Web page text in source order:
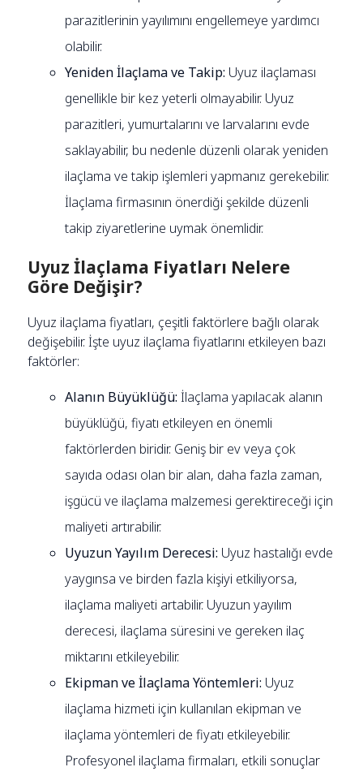
parazitlerinin yayılımını engellemeye yardımcı
olabilir.
Yeniden İlaçlama ve Takip: Uyuz ilaçlaması
genellikle bir kez yeterli olmayabilir. Uyuz
parazitleri, yumurtalarını ve larvalarını evde
saklayabilir, bu nedenle düzenli olarak yeniden
ilaçlama ve takip işlemleri yapmanız gerekebilir.
İlaçlama firmasının önerdiği şekilde düzenli
takip ziyaretlerine uymak önemlidir.
Uyuz İlaçlama Fiyatları Nelere
Göre Değişir?
Uyuz ilaçlama fiyatları, çeşitli faktörlere bağlı olarak
değişebilir. İşte uyuz ilaçlama fiyatlarını etkileyen bazı
faktörler:
Alanın Büyüklüğü: İlaçlama yapılacak alanın
büyüklüğü, fiyatı etkileyen en önemli
faktörlerden biridir. Geniş bir ev veya çok
sayıda odası olan bir alan, daha fazla zaman,
işgücü ve ilaçlama malzemesi gerektireceği için
maliyeti artırabilir.
Uyuzun Yayılım Derecesi: Uyuz hastalığı evde
yaygınsa ve birden fazla kişiyi etkiliyorsa,
ilaçlama maliyeti artabilir. Uyuzun yayılım
derecesi, ilaçlama süresini ve gereken ilaç
miktarını etkileyebilir.
Ekipman ve İlaçlama Yöntemleri: Uyuz
ilaçlama hizmeti için kullanılan ekipman ve
ilaçlama yöntemleri de fiyatı etkileyebilir.
Profesyonel ilaçlama firmaları, etkili sonuçlar